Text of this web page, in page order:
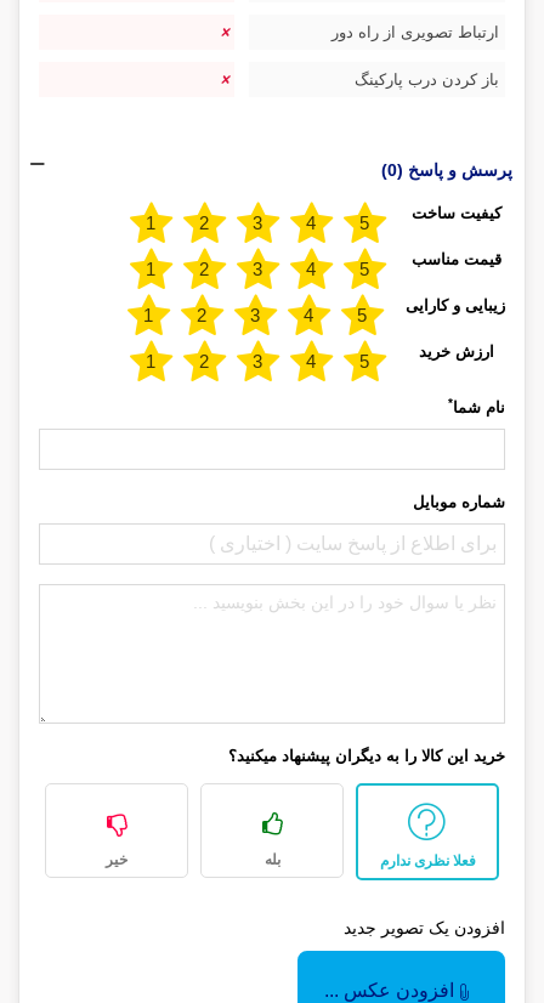
ارتباط تصویری از راه دور
باز کردن درب پارکینگ
پرسش و پاسخ (0)
کیفیت ساخت
قیمت مناسب
زیبایی و کارایی
ارزش خرید
نام شما*
شماره موبایل
خرید این کالا را به دیگران پیشنهاد میکنید؟
فعلا نظری ندارم بله خیر
افزودن یک تصویر جدید
افزودن عکس ...